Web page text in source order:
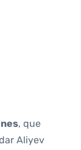
, que
Aliyev